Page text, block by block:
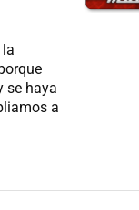
se haya
a